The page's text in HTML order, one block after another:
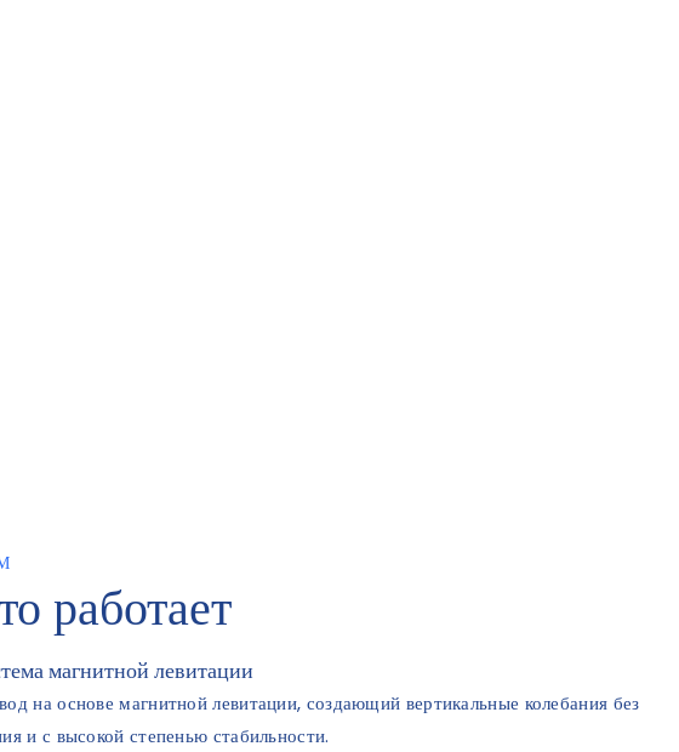
работает
магнитной левитации
на основе магнитной левитации, создающий вертикальные колебания без
и с высокой степенью стабильности.